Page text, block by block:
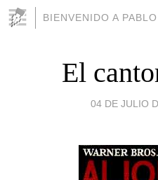
BIENVENIDO A
El
04 DE JULIO